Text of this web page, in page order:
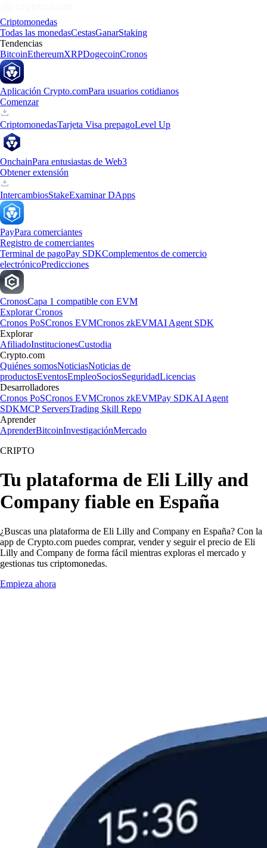
Criptomonedas
Todas las monedasCestasGanarStaking
Tendencias
BitcoinEthereumXRPDogecoinCronos
Aplicación Crypto.comPara usuarios cotidianos
Comenzar
CriptomonedasTarjeta Visa prepagoLevel Up
OnchainPara entusiastas de Web3
Obtener extensión
IntercambiosStakeExaminar DApps
PayPara comerciantes
Registro de comerciantes
Terminal de pagoPay SDKComplementos de comercio
electrónicoPredicciones
CronosCapa 1 compatible con EVM
Explorar Cronos
Cronos PoSCronos EVMCronos zkEVMAI Agent SDK
Explorar
AfiliadoInstitucionesCustodia
Crypto.com
Quiénes somosNoticiasNoticias de
productosEventosEmpleoSociosSeguridadLicencias
Desarrolladores
Cronos PoSCronos EVMCronos zkEVMPay SDKAI Agent
SDKMCP ServersTrading Skill Repo
Aprender
AprenderBitcoinInvestigaciónMercado
CRIPTO
Tu plataforma de Eli Lilly and
Company fiable en España
¿Buscas una plataforma de Eli Lilly and Company en España? Con la
app de Crypto.com puedes comprar, vender y seguir el precio de Eli
Lilly and Company de forma fácil mientras exploras el mercado y
gestionas tus criptomonedas.
Empieza ahora